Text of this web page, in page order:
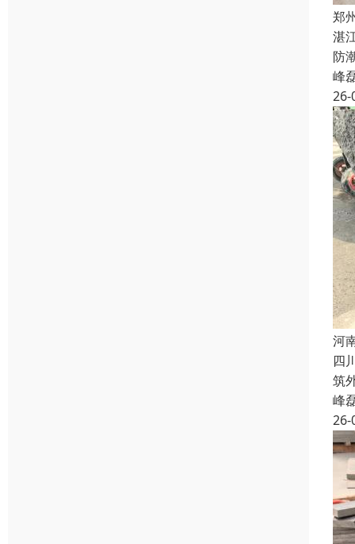
郑
湛
防
峰
26-
河
四
筑
峰
26-